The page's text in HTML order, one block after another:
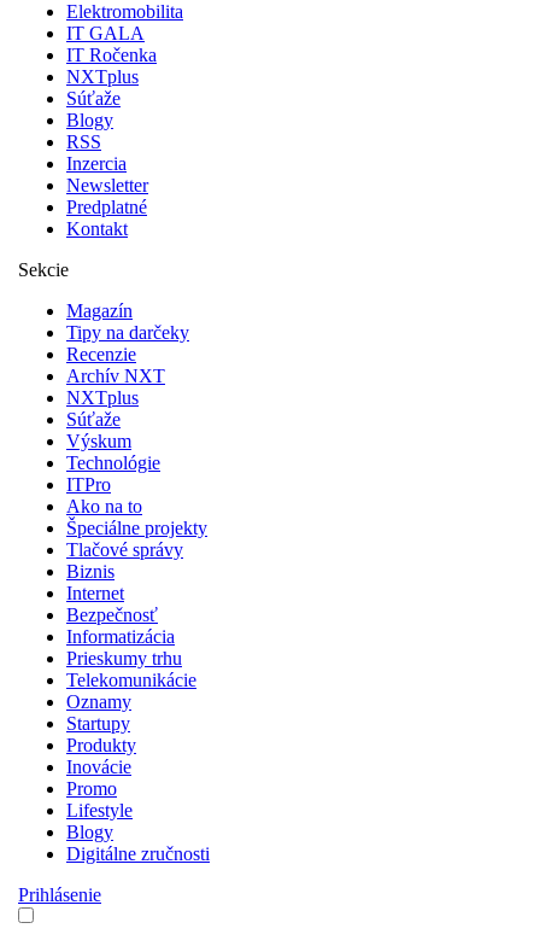
Elektromobilita
IT GALA
IT Ročenka
NXTplus
Súťaže
Blogy
RSS
Inzercia
Newsletter
Predplatné
Kontakt
Sekcie
Magazín
Tipy na darčeky
Recenzie
Archív NXT
NXTplus
Súťaže
Výskum
Technológie
ITPro
Ako na to
Špeciálne projekty
Tlačové správy
Biznis
Internet
Bezpečnosť
Informatizácia
Prieskumy trhu
Telekomunikácie
Oznamy
Startupy
Produkty
Inovácie
Promo
Lifestyle
Blogy
Digitálne zručnosti
Prihlásenie